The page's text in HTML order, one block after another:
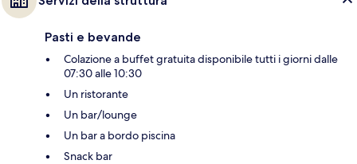
Pasti e bevande
Colazione a buffet gratuita disponibile tutti i giorni dalle
07:30 alle 10:30
Un ristorante
Un bar/lounge
Un bar a bordo piscina
Snack bar